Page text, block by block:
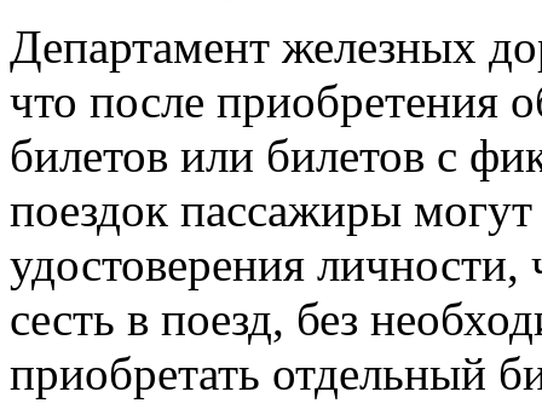
Департамент железных
что после
билетов или билетов с
поездок пассажиры могут
удостоверения личности,
сесть в поезд, без
приобретать отдельный